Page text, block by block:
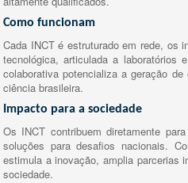
Como funcionam
Cada INCT é estruturado em rede, os
tecnológica, articulada a laboratórios
colaborativa potencializa a geração
ciência brasileira.
Impacto para a sociedade
Os INCT contribuem diretamente
soluções para desafios nacionais.
estimula a inovação, amplia parcerias
sociedade.